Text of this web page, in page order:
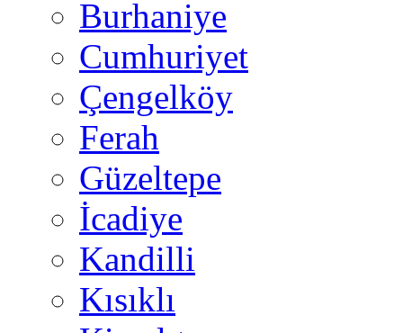
Burhaniye
Cumhuriyet
Çengelköy
Ferah
Güzeltepe
İcadiye
Kandilli
Kısıklı